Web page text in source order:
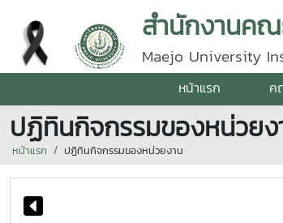
สำนักงานคณ
Maejo University
หน้าแรก ค
ปฏิทินกิจกรรมของหน่วย
หน้าแรก ปฏิทินกิจกรรมของหน่วยงาน